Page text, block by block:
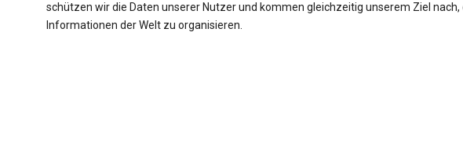
schützen wir die Daten unserer Nutzer und kommen gleichzeitig unserem Ziel nach,
Informationen der Welt zu organisieren.